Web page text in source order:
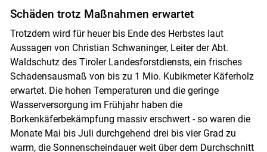
Schäden trotz Maßnahmen erwartet
Trotzdem wird für heuer bis Ende des Herbstes laut
Aussagen von Christian Schwaninger, Leiter der Abt.
Waldschutz des Tiroler Landesforstdiensts, ein frisches
Schadensausmaß von bis zu 1 Mio. Kubikmeter Käferholz
erwartet. Die hohen Temperaturen und die geringe
Wasserversorgung im Frühjahr haben die
Borkenkäferbekämpfung massiv erschwert - so waren die
Monate Mai bis Juli durchgehend drei bis vier Grad zu
warm, die Sonnenscheindauer weit über dem Durchschnitt